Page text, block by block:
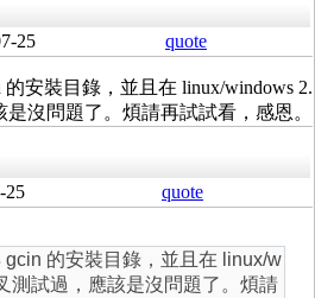
25 quote
的安裝目錄，並且在 linux/windows 2.
是沒問題了。煩請再試試看，感恩。
25 quote
的安裝目錄，並且在 linux/w
測試過，應該是沒問題了。煩請